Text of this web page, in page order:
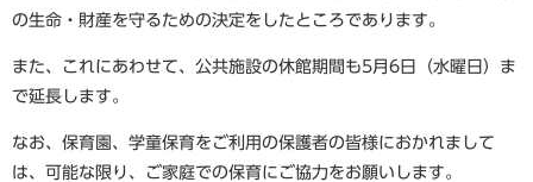
の生命・財産を守るための決定をしたところであります。
また、これにあわせて、公共施設の休館期間も5月6日（水曜日）ま
で延長します。
なお、保育園、学童保育をご利用の保護者の皆様におかれまして
は、可能な限り、ご家庭での保育にご協力をお願いします。